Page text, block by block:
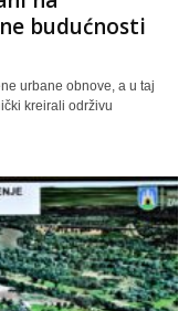
budućnosti
urbane obnove, a u taj
kreirali održivu